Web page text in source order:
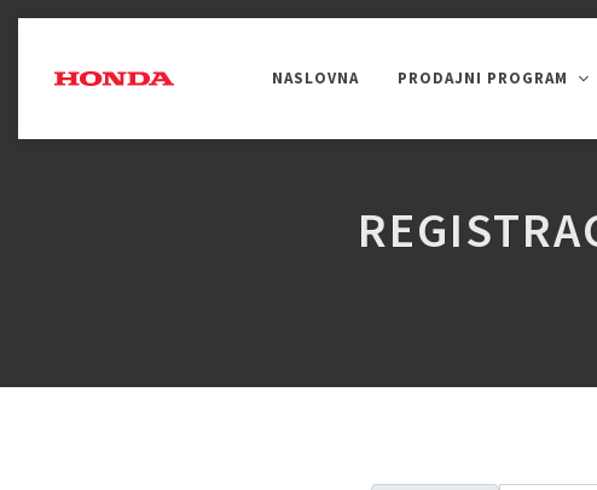
NASLOVNA PRODAJNI PROGRAM